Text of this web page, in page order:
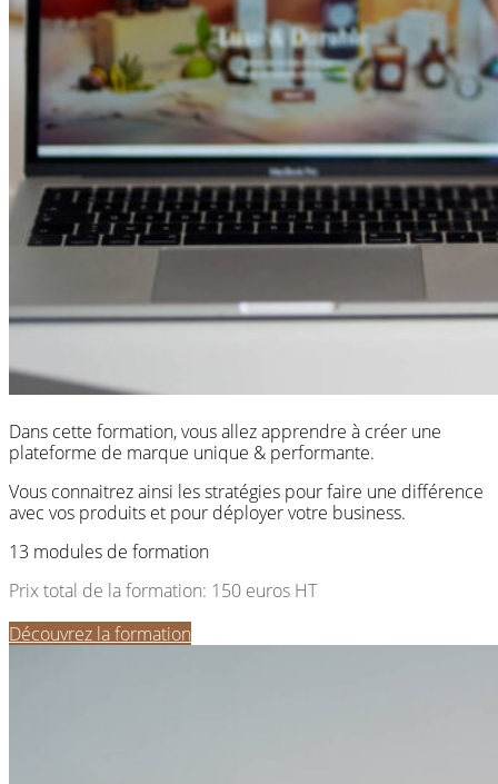
Dans cette formation, vous allez apprendre à créer une
plateforme de marque unique & performante.
Vous connaitrez ainsi les stratégies pour faire une différence
avec vos produits et pour déployer votre business.
13 modules de formation
Prix total de la formation: 150 euros HT
Découvrez la formation